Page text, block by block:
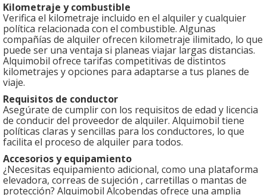
Kilometraje y combustible
Verifica el kilometraje incluido en el alquiler y cualquier
política relacionada con el combustible. Algunas
compañías de alquiler ofrecen kilometraje ilimitado, lo que
puede ser una ventaja si planeas viajar largas distancias.
Alquimobil ofrece tarifas competitivas de distintos
kilometrajes y opciones para adaptarse a tus planes de
viaje.
Requisitos de conductor
Asegúrate de cumplir con los requisitos de edad y licencia
de conducir del proveedor de alquiler. Alquimobil tiene
políticas claras y sencillas para los conductores, lo que
facilita el proceso de alquiler para todos.
Accesorios y equipamiento
¿Necesitas equipamiento adicional, como una plataforma
elevadora, correas de sujeción , carretillas o mantas de
protección? Alquimobil Alcobendas ofrece una amplia